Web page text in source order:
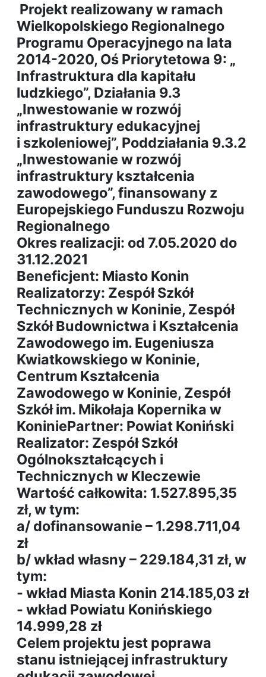
Projekt realizowany w ramach
Wielkopolskiego Regionalnego
Programu Operacyjnego na lata
2014-2020, Oś Priorytetowa 9: „
Infrastruktura dla kapitału
ludzkiego”, Działania 9.3
„Inwestowanie w rozwój
infrastruktury edukacyjnej
i szkoleniowej”, Poddziałania 9.3.2
„Inwestowanie w rozwój
infrastruktury kształcenia
zawodowego”, finansowany z
Europejskiego Funduszu Rozwoju
Regionalnego
Okres realizacji: od 7.05.2020 do
31.12.2021
Beneficjent: Miasto Konin
Realizatorzy: Zespół Szkół
Technicznych w Koninie, Zespół
Szkół Budownictwa i Kształcenia
Zawodowego im. Eugeniusza
Kwiatkowskiego w Koninie,
Centrum Kształcenia
Zawodowego w Koninie, Zespół
Szkół im. Mikołaja Kopernika w
KoniniePartner: Powiat Koniński
Realizator: Zespół Szkół
Ogólnokształcących i
Technicznych w Kleczewie
Wartość całkowita: 1.527.895,35
zł, w tym:
a/ dofinansowanie – 1.298.711,04
zł
b/ wkład własny – 229.184,31 zł, w
tym:
- wkład Miasta Konin 214.185,03 zł
- wkład Powiatu Konińskiego
14.999,28 zł
Celem projektu jest poprawa
stanu istniejącej infrastruktury